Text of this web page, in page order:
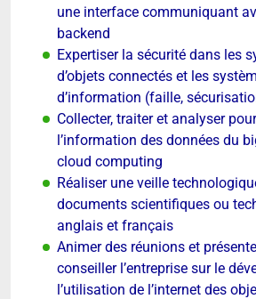
une interface communiquant
backend
Expertiser la sécurité dans les
d’objets connectés et les
d’information (faille,
Collecter, traiter et analyser
l’information des données du
cloud computing
Réaliser une veille
documents scientifiques ou
anglais et français
Animer des réunions et
conseiller l’entreprise sur le
l’utilisation de l’internet des